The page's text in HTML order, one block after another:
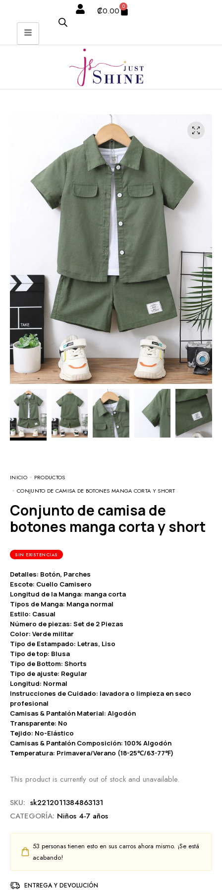
₡0.00 0
INICIO
PRODUCTOS
CONJUNTO DE CAMISA DE BOTONES MANGA CORTA Y SHORT
Conjunto de camisa de
botones manga corta y short
SIN EXISTENCIAS
Detalles: Botón, Parches
Escote: Cuello Camisero
Longitud de la Manga: manga corta
Tipos de Manga: Manga normal
Estilo: Casual
Número de piezas: Set de 2 Piezas
Color: Verde militar
Tipo de Estampado: Letras, Liso
Tipo de top: Blusa
Tipo de Bottom: Shorts
Tipo de ajuste: Regular
Longitud: Normal
Instrucciones de Cuidado: lavadora o limpieza en seco
profesional
Camisas & Pantalón Material: Algodón
Transparente: No
Tejido: No-Elástico
Camisas & Pantalón Composición: 100% Algodón
Temperatura: Primavera/Verano (18-25℃/63-77℉)
This product is currently out of stock and unavailable.
SKU: sk2212011384863131
CATEGORÍA: Niños 4-7 años
53 personas tienen esto en sus carros ahora mismo. ¡Se está
acabando!
ENTREGA Y DEVOLUCIÓN